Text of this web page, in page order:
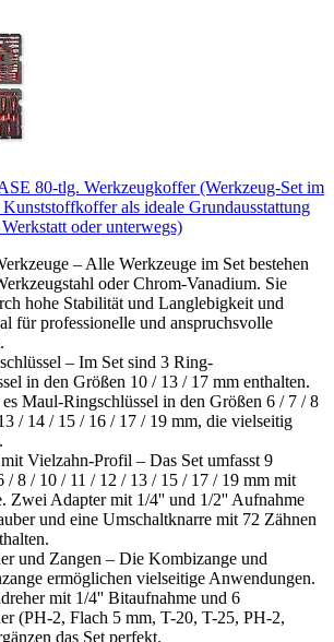
80-tlg. Werkzeugkoffer (Werkzeug-Set im
Kunststoffkoffer als ideale Grundausstattung
oder unterwegs)
– Alle Werkzeuge im Set bestehen
oder Chrom-Vanadium. Sie
hohe Stabilität und Langlebigkeit und
für professionelle und anspruchsvolle
– Im Set sind 3 Ring-
in den Größen 10 / 13 / 17 mm enthalten.
Maul-Ringschlüssel in den Größen 6 / 7 / 8
/ 14 / 15 / 16 / 17 / 19 mm, die vielseitig
Vielzahn-Profil – Das Set umfasst 9
/ 8 / 10 / 11 / 12 / 13 / 15 / 17 / 19 mm mit
Zwei Adapter mit 1/4'' und 1/2'' Aufnahme
und eine Umschaltknarre mit 72 Zähnen
und Zangen – Die Kombizange und
ermöglichen vielseitige Anwendungen.
mit 1/4'' Bitaufnahme und 6
(PH-2, Flach 5 mm, T-20, T-25, PH-2,
das Set perfekt.